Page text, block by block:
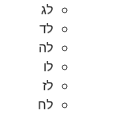
לג
לד
לה
לו
לז
לח